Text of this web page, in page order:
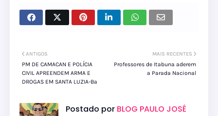
MAIS RECENTES
Professores de Itabuna aderem
a Parada Nacional
ANTIGOS
PM DE CAMACAN E POLÍCIA
CIVIL APREENDEM ARMA E
DROGAS EM SANTA LUZIA-Ba
Postado por BLOG PAULO JOSÉ